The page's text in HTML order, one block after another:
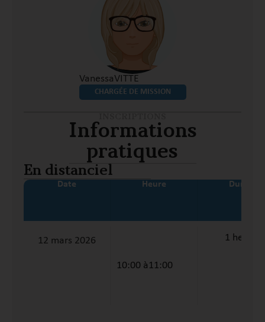
VanessaVITTE
CHARGÉE DE MISSION
Informations
pratiques
En distanciel
Date Heure Durée
12 mars 2026
10:00 à 11:00
1 heure